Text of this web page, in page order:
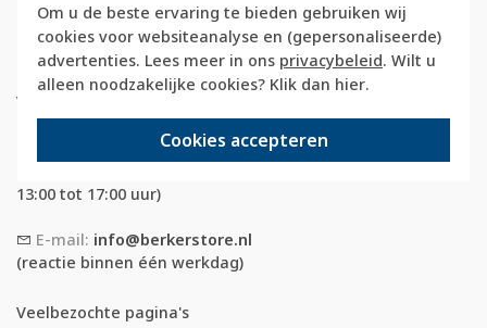
Om u de beste ervaring te bieden gebruiken wij
cookies voor websiteanalyse en (gepersonaliseerde)
advertenties. Lees meer in ons privacybeleid. Wilt u
alleen noodzakelijke cookies? Klik dan hier.
Cookies accepteren
Berkerstore.nl is onderdeel van e-Stores
International B.V. en geen webwinkel of
onderdeel van Hager
Vertriebsgesellschaft GmbH & Co. KG.
088 28 29 333
13:00 tot 17:00 uur)
E-mail: info@berkerstore.nl
(reactie binnen één werkdag)
Veelbezochte pagina's